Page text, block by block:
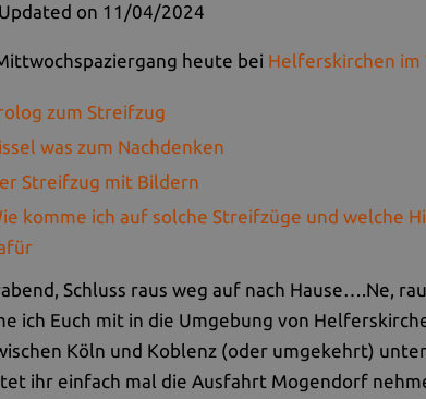
on 11/04/2024
heute bei Helferskirchen im
zum Streifzug
was zum Nachdenken
Streifzug mit Bildern
komme ich auf solche Streifzüge und welche
Schluss raus weg auf nach Hause….Ne,
ich Euch mit in die Umgebung von
Köln und Koblenz (oder umgekehrt)
ihr einfach mal die Ausfahrt Mogendorf